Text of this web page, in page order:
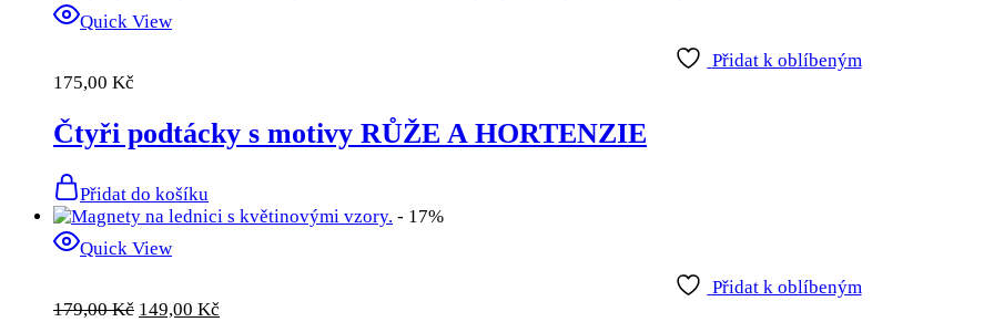
Quick View
Přidat k oblíbeným
175,00 Kč
Čtyři podtácky s motivy RŮŽE A HORTENZIE
Přidat do košíku
- 17%
Quick View
Přidat k oblíbeným
179,00Kč Původní
149,00 Kč